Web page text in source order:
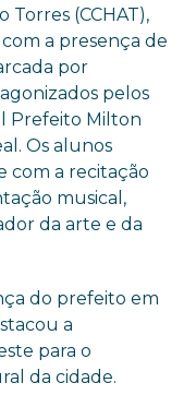
Torres (CCHAT),
a presença de
por
pelos
Prefeito Milton
Os alunos
com a recitação
musical,
da arte e da
do prefeito em
a
para o
da cidade.